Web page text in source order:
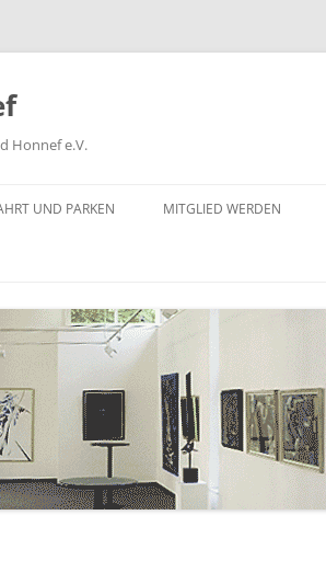
Honnef e.V.
QUADRAT AUF
UND PARKEN MITGLIED WERDEN